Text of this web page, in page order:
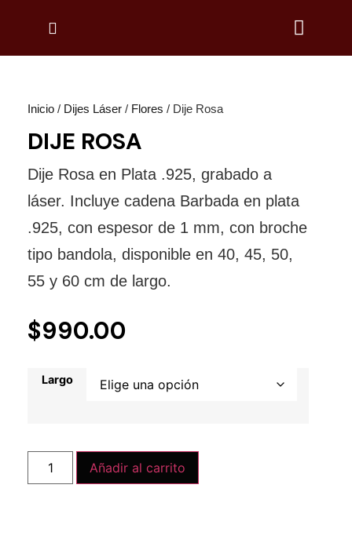
Inicio / Dijes Láser / Flores / Dije Rosa
DIJE ROSA
Dije Rosa en Plata .925, grabado a
láser. Incluye cadena Barbada en plata
.925, con espesor de 1 mm, con broche
tipo bandola, disponible en 40, 45, 50,
55 y 60 cm de largo.
$990.00
Largo
Añadir al carrito